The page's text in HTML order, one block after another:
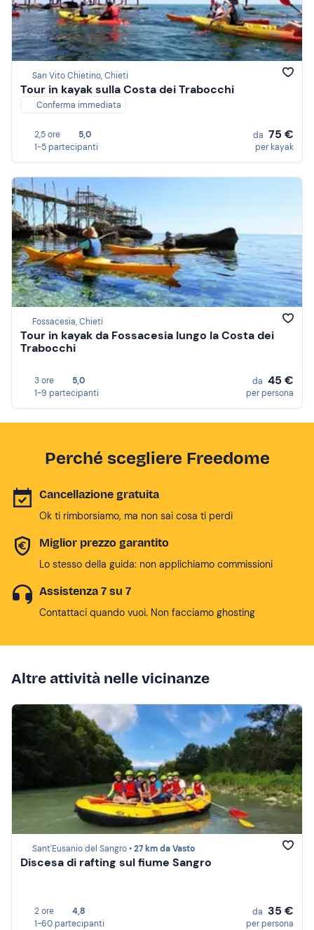
San Vito Chietino, Chieti
Tour in kayak sulla Costa dei Trabocchi
Conferma immediata
2,5 ore
5,0
1-5 partecipanti
da 75 €
per kayak
Fossacesia, Chieti
Tour in kayak da Fossacesia lungo la Costa dei
Trabocchi
3 ore
5,0
1-9 partecipanti
da 45 €
per persona
Perché scegliere Freedome
Cancellazione gratuita
Ok ti rimborsiamo, ma non sai cosa ti perdi
Miglior prezzo garantito
Lo stesso della guida: non applichiamo commissioni
Assistenza 7 su 7
Contattaci quando vuoi. Non facciamo ghosting
Altre attività nelle vicinanze
Sant'Eusanio del Sangro •27 km da Vasto
Discesa di rafting sul fiume Sangro
2 ore
4,8
1-60 partecipanti
da 35 €
per persona